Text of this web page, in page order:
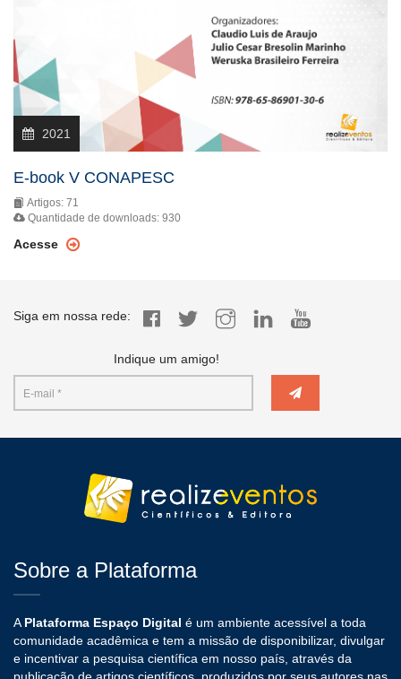
2021
E-book V CONAPESC
Artigos: 71
Quantidade de downloads: 930
Acesse
Siga em nossa rede:
Indique um amigo!
Sobre a Plataforma
A Plataforma Espaço Digital é um ambiente acessível a toda
comunidade acadêmica e tem a missão de disponibilizar, divulgar
e incentivar a pesquisa científica em nosso país, através da
publicação de artigos científicos, produzidos por seus autores nas